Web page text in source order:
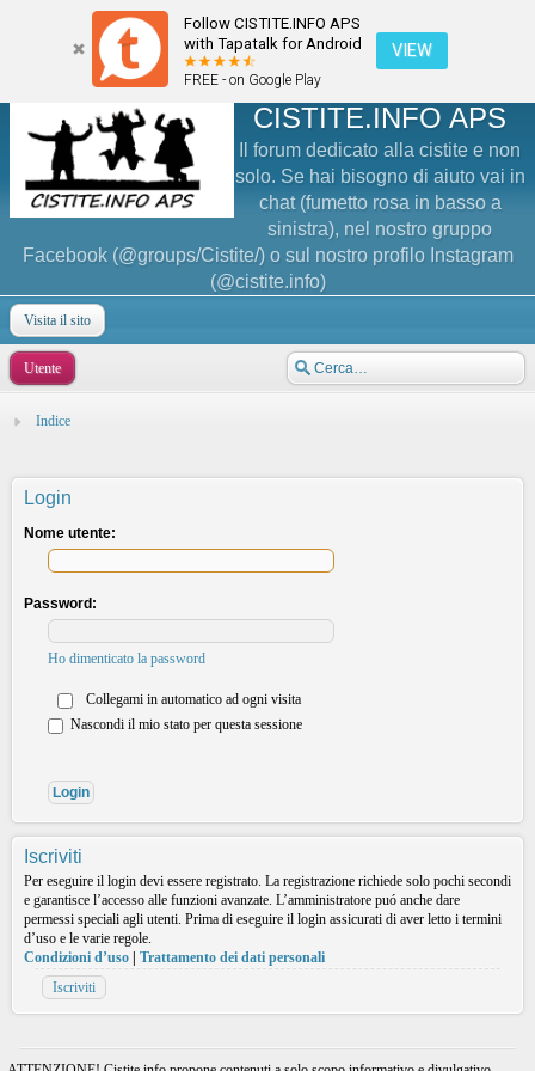
Follow CISTITE.INFO APS
with Tapatalk for Android
FREE - on Google Play
VIEW
CISTITE.INFO APS
Il forum dedicato alla cistite e non
solo. Se hai bisogno di aiuto vai in
chat (fumetto rosa in basso a
sinistra), nel nostro gruppo
Facebook (@groups/Cistite/) o sul nostro profilo Instagram
(@cistite.info)
Visita il sito
Utente
Indice
Login
Nome utente:
Password:
Ho dimenticato la password
Collegami in automatico ad ogni visita
Nascondi il mio stato per questa sessione
Iscriviti
Per eseguire il login devi essere registrato. La registrazione richiede solo pochi secondi
e garantisce l’accesso alle funzioni avanzate. L’amministratore puó anche dare
permessi speciali agli utenti. Prima di eseguire il login assicurati di aver letto i termini
d’uso e le varie regole.
Condizioni d’uso
Trattamento dei dati personali
Iscriviti